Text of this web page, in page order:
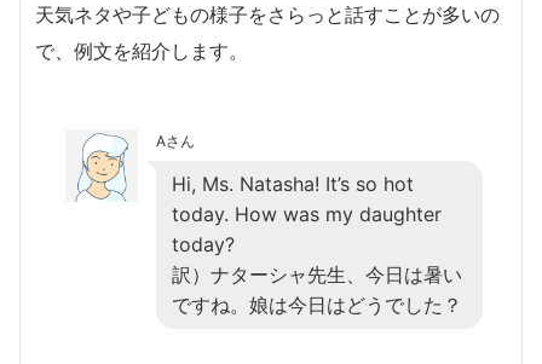
天気ネタや子どもの様子をさらっと話すことが多いの
で、例文を紹介します。
Aさん
Hi, Ms. Natasha! It’s so hot
today. How was my daughter
today?
訳）ナターシャ先生、今日は暑い
ですね。娘は今日はどうでした？